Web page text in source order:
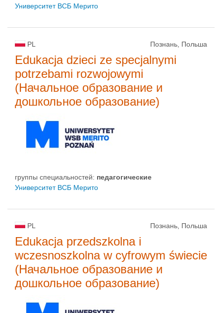
Университет ВСБ Мерито
PL Познань, Польша
Edukacja dzieci ze specjalnymi
potrzebami rozwojowymi
(Начальное образование и
дошкольное образование)
группы специальностей: педагогические
Университет ВСБ Мерито
PL Познань, Польша
Edukacja przedszkolna i
wczesnoszkolna w cyfrowym świecie
(Начальное образование и
дошкольное образование)